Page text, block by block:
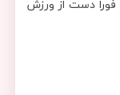
فوراً دست از ورزش